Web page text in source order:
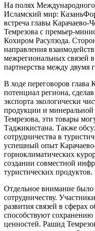
На полях
Исламский мир:
встреча главы Карачаево-
Темрезова с премьер-
Кохиром Расулзода.
направления
межрегиональных связей
партнерства между двумя
В ходе переговоров
потенциал региона,
экспорта экологически
продукции и
Темрезова, эти товары
Таджикистана. Также
сотрудничества в
успешный опыт
горноклиматических
создании совместной
туристических продуктов.
Отдельное внимание
сотрудничеству.
развития связей в сферах
способствуют
ценностей. Рашид